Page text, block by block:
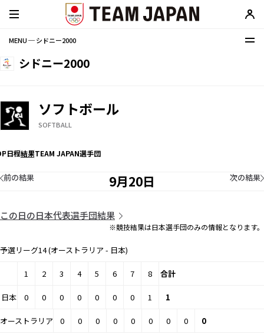
MENU ─ シドニー2000
シドニー2000
ソフトボール
SOFTBALL
日程結果TEAM JAPAN選手団
9月20日
前の結果 次の結果
この日の日本代表選手団結果
※競技結果は日本選手団のみの情報となります。
予選リーグ14 (オーストラリア - 日本)
1 2 3 4 5 6 7 8 合計
日本 0 0 0 0 0 0 0 1 1
オーストラリア 0 0 0 0 0 0 0 0 0